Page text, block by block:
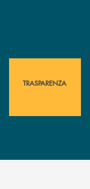
filiali&nbsp; di Banca
immediata?
TRASPARENZA